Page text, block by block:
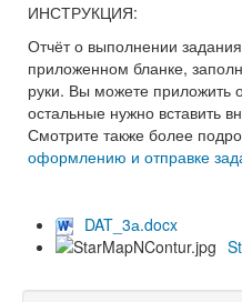
ИНСТРУКЦИЯ:
Отчёт о выполнении
приложенном бланке,
руки. Вы можете приложить
остальные нужно вставить
Смотрите также более
оформлению и отправке
DAT_3а.docx